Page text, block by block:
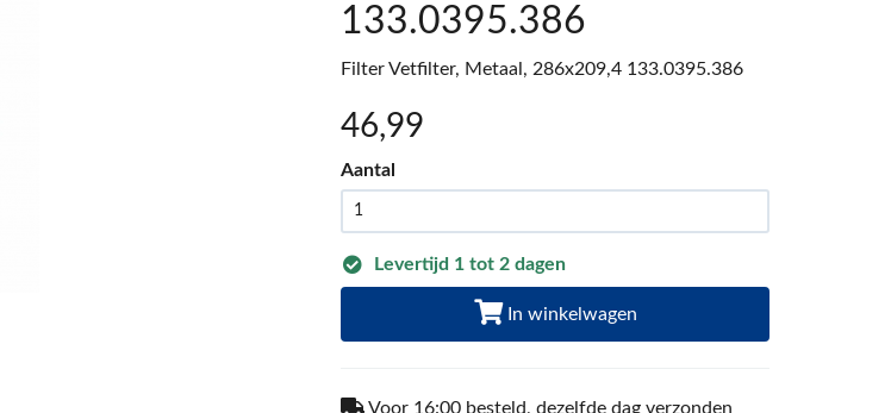
133.0395.386
Filter Vetfilter, Metaal, 286x209,4 133.0395.386
46,99
Aantal
Levertijd 1 tot 2 dagen
In winkelwagen
Voor 16:00 besteld, dezelfde dag verzonden